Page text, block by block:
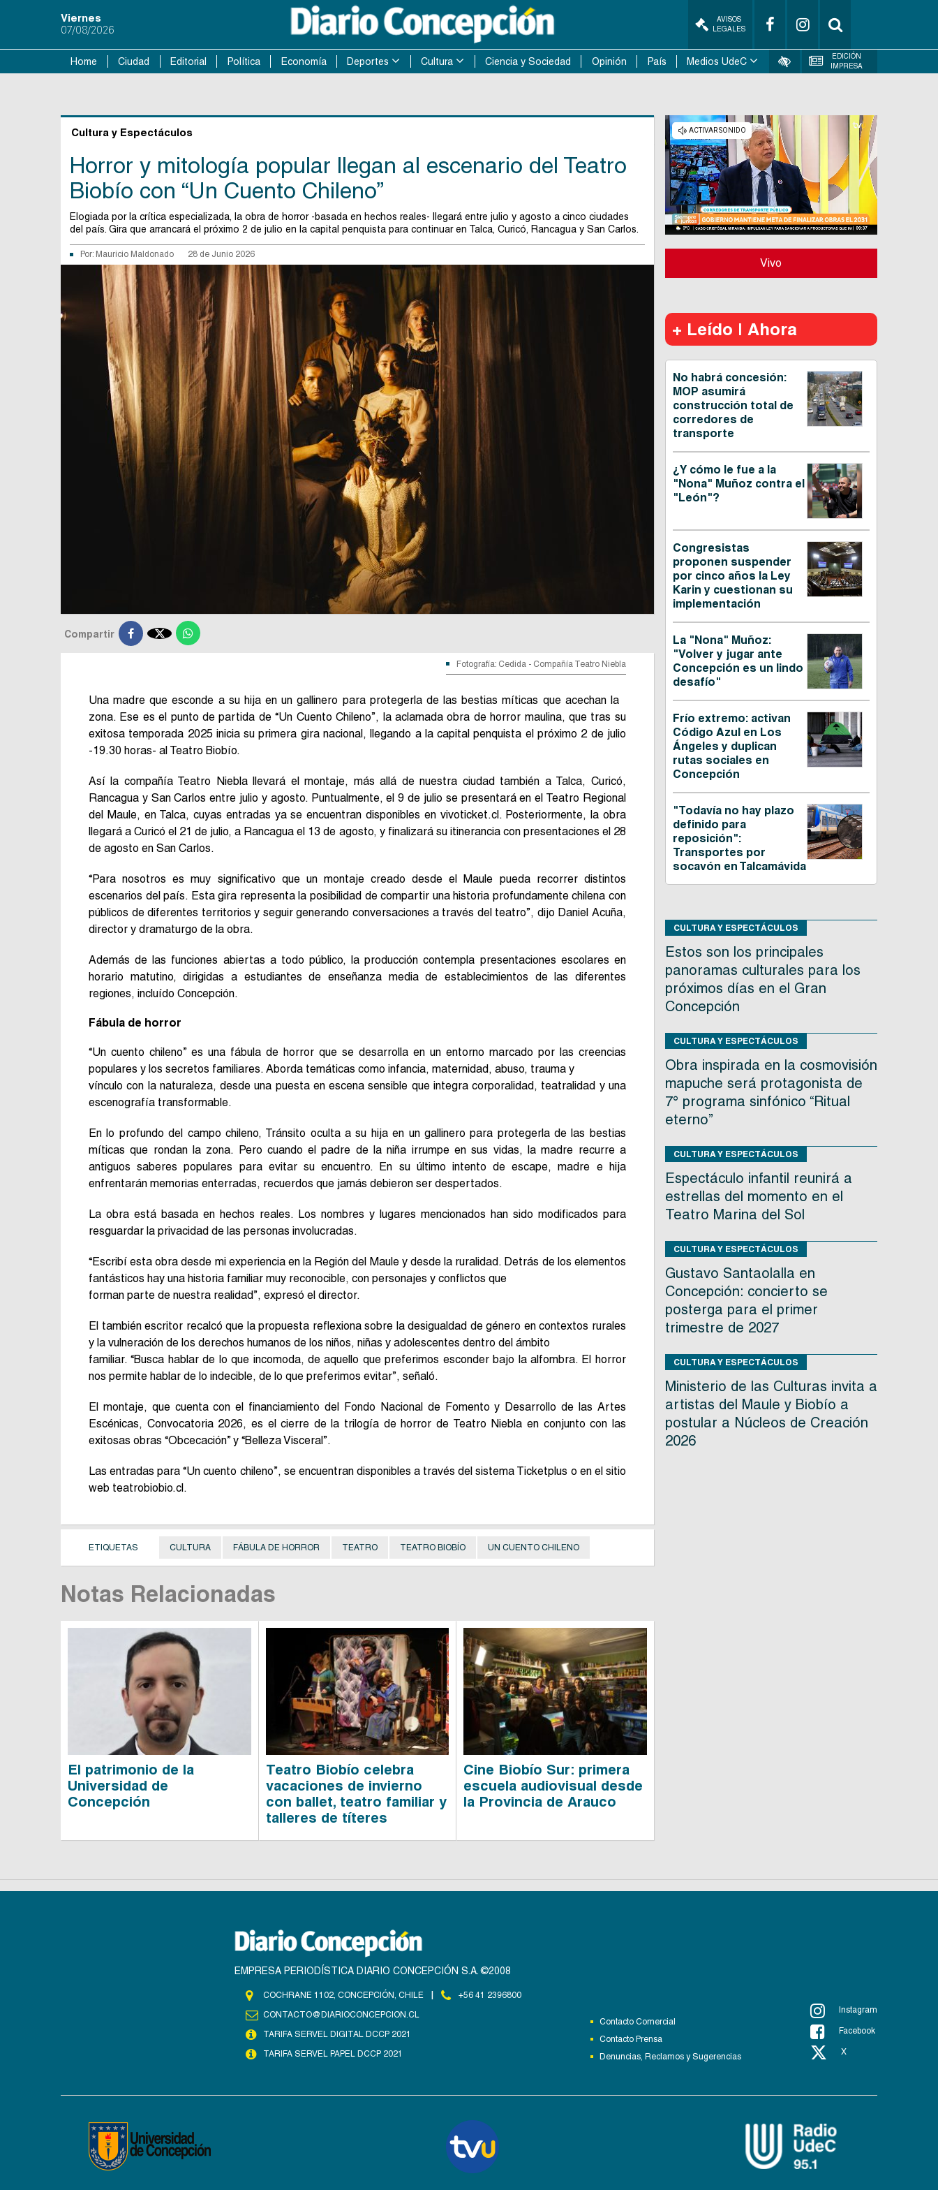
Viernes
07/08/2026
AVISOS
LEGALES
Home Ciudad Editorial Política Economía Deportes Cultura Ciencia y Sociedad Opinión País Medios UdeC
EDICIÓN
IMPRESA
Cultura y Espectáculos
Horror y mitología popular llegan al escenario del Teatro
Biobío con “Un Cuento Chileno”
Elogiada por la crítica especializada, la obra de horror -basada en hechos reales- llegará entre julio y agosto a cinco ciudades
del país. Gira que arrancará el próximo 2 de julio en la capital penquista para continuar en Talca, Curicó, Rancagua y San Carlos.
Por: Mauricio Maldonado 28 de Junio 2026
Compartir 
Fotografía: Cedida - Compañía Teatro Niebla
Una madre que esconde a su hija en un gallinero para protegerla de las bestias míticas que acechan la
zona. Ese es el punto de partida de “Un Cuento Chileno”, la aclamada obra de horror maulina, que tras su
exitosa temporada 2025 inicia su primera gira nacional, llegando a la capital penquista el próximo 2 de julio
-19.30 horas- al Teatro Biobío.
Así la compañía Teatro Niebla llevará el montaje, más allá de nuestra ciudad también a Talca, Curicó,
Rancagua y San Carlos entre julio y agosto. Puntualmente, el 9 de julio se presentará en el Teatro Regional
del Maule, en Talca, cuyas entradas ya se encuentran disponibles en vivoticket.cl. Posteriormente, la obra
llegará a Curicó el 21 de julio, a Rancagua el 13 de agosto, y finalizará su itinerancia con presentaciones el 28
de agosto en San Carlos.
“Para nosotros es muy significativo que un montaje creado desde el Maule pueda recorrer distintos
escenarios del país. Esta gira representa la posibilidad de compartir una historia profundamente chilena con
públicos de diferentes territorios y seguir generando conversaciones a través del teatro”, dijo Daniel Acuña,
director y dramaturgo de la obra.
Además de las funciones abiertas a todo público, la producción contempla presentaciones escolares en
horario matutino, dirigidas a estudiantes de enseñanza media de establecimientos de las diferentes
regiones, incluído Concepción.
Fábula de horror
“Un cuento chileno” es una fábula de horror que se desarrolla en un entorno marcado por las creencias
populares y los secretos familiares. Aborda temáticas como infancia, maternidad, abuso, trauma y
vínculo con la naturaleza, desde una puesta en escena sensible que integra corporalidad, teatralidad y una
escenografía transformable.
En lo profundo del campo chileno, Tránsito oculta a su hija en un gallinero para protegerla de las bestias
míticas que rondan la zona. Pero cuando el padre de la niña irrumpe en sus vidas, la madre recurre a
antiguos saberes populares para evitar su encuentro. En su último intento de escape, madre e hija
enfrentarán memorias enterradas, recuerdos que jamás debieron ser despertados.
La obra está basada en hechos reales. Los nombres y lugares mencionados han sido modificados para
resguardar la privacidad de las personas involucradas.
“Escribí esta obra desde mi experiencia en la Región del Maule y desde la ruralidad. Detrás de los elementos
fantásticos hay una historia familiar muy reconocible, con personajes y conflictos que
forman parte de nuestra realidad”, expresó el director.
El también escritor recalcó que la propuesta reflexiona sobre la desigualdad de género en contextos rurales
y la vulneración de los derechos humanos de los niños, niñas y adolescentes dentro del ámbito
familiar. “Busca hablar de lo que incomoda, de aquello que preferimos esconder bajo la alfombra. El horror
nos permite hablar de lo indecible, de lo que preferimos evitar”, señaló.
El montaje, que cuenta con el financiamiento del Fondo Nacional de Fomento y Desarrollo de las Artes
Escénicas, Convocatoria 2026, es el cierre de la trilogía de horror de Teatro Niebla en conjunto con las
exitosas obras “Obcecación” y “Belleza Visceral”.
Las entradas para “Un cuento chileno”, se encuentran disponibles a través del sistema Ticketplus o en el sitio
web teatrobiobio.cl.
ETIQUETAS CULTURA FÁBULA DE HORROR TEATRO TEATRO BIOBÍO UN CUENTO CHILENO
Notas Relacionadas
El patrimonio de la
Universidad de
Concepción
Teatro Biobío celebra
vacaciones de invierno
con ballet, teatro familiar y
talleres de títeres
Cine Biobío Sur: primera
escuela audiovisual desde
la Provincia de Arauco
Vivo
+ Leído | Ahora
No habrá concesión:
MOP asumirá
construcción total de
corredores de
transporte
¿Y cómo le fue a la
"Nona" Muñoz contra el
"León"?
Congresistas
proponen suspender
por cinco años la Ley
Karin y cuestionan su
implementación
La "Nona" Muñoz:
"Volver y jugar ante
Concepción es un lindo
desafío"
Frío extremo: activan
Código Azul en Los
Ángeles y duplican
rutas sociales en
Concepción
"Todavía no hay plazo
definido para
reposición":
Transportes por
socavón en Talcamávida
CULTURA Y ESPECTÁCULOS
Estos son los principales
panoramas culturales para los
próximos días en el Gran
Concepción
CULTURA Y ESPECTÁCULOS
Obra inspirada en la cosmovisión
mapuche será protagonista de
7° programa sinfónico “Ritual
eterno”
CULTURA Y ESPECTÁCULOS
Espectáculo infantil reunirá a
estrellas del momento en el
Teatro Marina del Sol
CULTURA Y ESPECTÁCULOS
Gustavo Santaolalla en
Concepción: concierto se
posterga para el primer
trimestre de 2027
CULTURA Y ESPECTÁCULOS
Ministerio de las Culturas invita a
artistas del Maule y Biobío a
postular a Núcleos de Creación
2026
EMPRESA PERIODÍSTICA DIARIO CONCEPCIÓN S.A. ©2008
COCHRANE 1102, CONCEPCIÓN, CHILE |
+56 41 2396800
CONTACTO@DIARIOCONCEPCION.CL
TARIFA SERVEL DIGITAL DCCP 2021
TARIFA SERVEL PAPEL DCCP 2021
Contacto Comercial
Contacto Prensa
Denuncias, Reclamos y Sugerencias
Instagram
Facebook
X